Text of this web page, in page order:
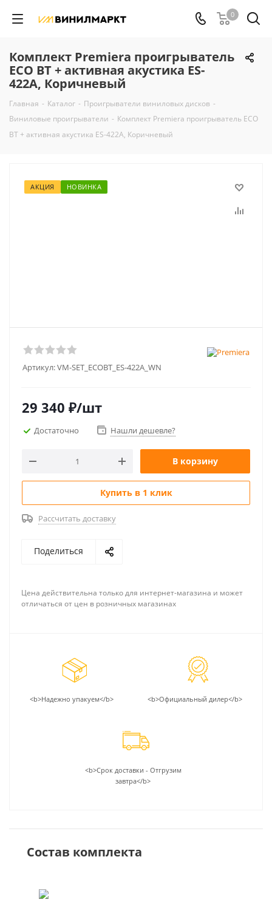
0
Комплект Premiera проигрыватель
ECO BT + активная акустика ES-
422A, Коричневый
Главная - Каталог - Проигрыватели виниловых дисков -
Виниловые проигрыватели - Комплект Premiera проигрыватель ECO
BT + активная акустика ES-422A, Коричневый
АКЦИЯ НОВИНКА
Артикул:VM-SET_ECOBT_ES-422A_WN
29 340 ₽/шт
Достаточно Нашли дешевле?
В корзину
Купить в 1 клик
Рассчитать доставку
Поделиться
Цена действительна только для интернет-магазина и может
отличаться от цен в розничных магазинах
<b>Надежно упакуем</b> <b>Официальный дилер</b>
<b>Срок доставки - Отгрузим
завтра</b>
Состав комплекта